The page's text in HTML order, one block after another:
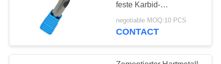
FABRIK-
27
feste Karbid-
Mittelausschnitt-
Schaftfräser CNC-
negotiable MOQ:10 PCS
CONTACT